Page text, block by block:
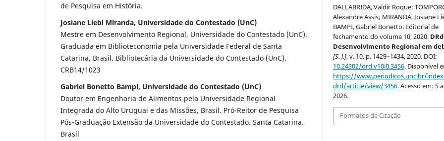
de Pesquisa em História.
Josiane Liebl Miranda, Universidade do Contestado (UnC)
Mestre em Desenvolvimento Regional, Universidade do Contestado (UnC).
Graduada em Biblioteconomia pela Universidade Federal de Santa
Catarina, Brasil. Bibliotecária da Universidade do Contestado (UnC).
CRB14/1023
Gabriel Bonetto Bampi, Universidade do Contestado (UnC)
Doutor em Engenharia de Alimentos pela Universidade Regional
Integrada do Alto Uruguai e das Missões, Brasil. Pró-Reitor de Pesquisa
Pós-Graduação Extensão da Universidade do Contestado. Santa Catarina.
Brasil
DALLABRIDA, Valdir Roque;
Alexandre Assis; MIRANDA, Josiane
BAMPI, Gabriel Bonetto. Editorial de
fechamento do volume 10, 2020.
Desenvolvimento Regional em
[S. l.], v. 10, p. 1429–1434, 2020. DOI:
10.24302/drd.v10i0.3456. Disponível
https://www.periodicos.unc.br/
drd/article/view/3456. Acesso em: 5
2026.
Formatos de Citação